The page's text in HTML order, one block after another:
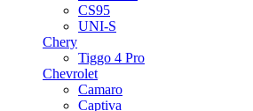
CS95
UNI-S
Chery
Tiggo 4 Pro
Chevrolet
Camaro
Captiva